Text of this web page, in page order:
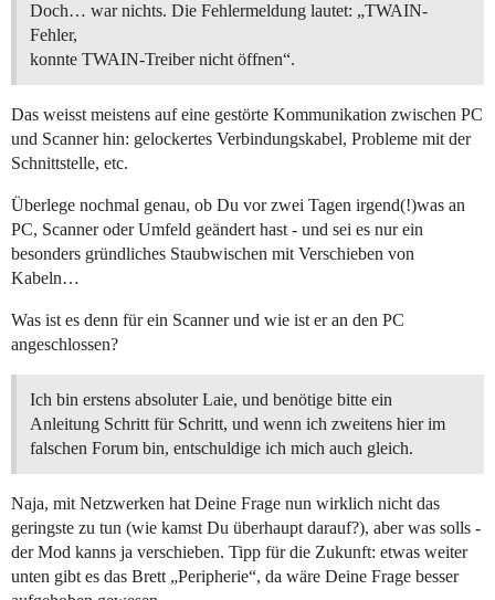
Doch… war nichts. Die Fehlermeldung lautet: „TWAIN-
Fehler,
konnte TWAIN-Treiber nicht öffnen“.
Das weisst meistens auf eine gestörte Kommunikation zwischen PC
und Scanner hin: gelockertes Verbindungskabel, Probleme mit der
Schnittstelle, etc.
Überlege nochmal genau, ob Du vor zwei Tagen irgend(!)was an
PC, Scanner oder Umfeld geändert hast - und sei es nur ein
besonders gründliches Staubwischen mit Verschieben von
Kabeln…
Was ist es denn für ein Scanner und wie ist er an den PC
angeschlossen?
Ich bin erstens absoluter Laie, und benötige bitte ein
Anleitung Schritt für Schritt, und wenn ich zweitens hier im
falschen Forum bin, entschuldige ich mich auch gleich.
Naja, mit Netzwerken hat Deine Frage nun wirklich nicht das
geringste zu tun (wie kamst Du überhaupt darauf?), aber was solls -
der Mod kanns ja verschieben. Tipp für die Zukunft: etwas weiter
unten gibt es das Brett „Peripherie“, da wäre Deine Frage besser